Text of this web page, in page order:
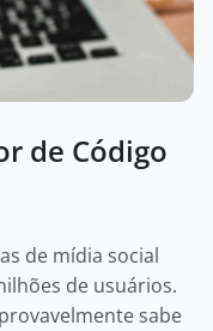
de Código
de mídia social
de usuários.
sabe